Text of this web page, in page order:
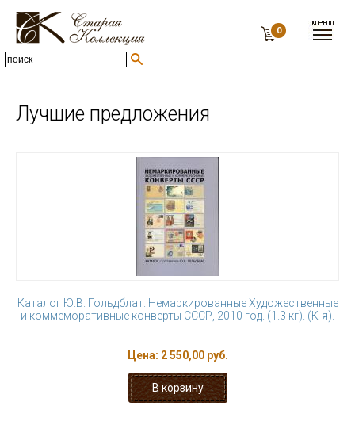
0
Лучшие предложения
Каталог Ю.В. Гольдблат. Немаркированные Художественные
и коммеморативные конверты СССР, 2010 год. (1.3 кг). (К-я).
Цена: 2 550,00 руб.